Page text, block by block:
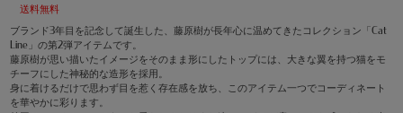
送料無料
ブランド3年目を記念して誕生した、藤原樹が長年心に温めてきたコレクション「Cat
Line」の第2弾アイテムです。
藤原樹が思い描いたイメージをそのまま形にしたトップには、大きな翼を持つ猫をモ
チーフにした神秘的な造形を採用。
身に着けるだけで思わず目を惹く存在感を放ち、このアイテム一つでコーディネート
を華やかに彩ります。